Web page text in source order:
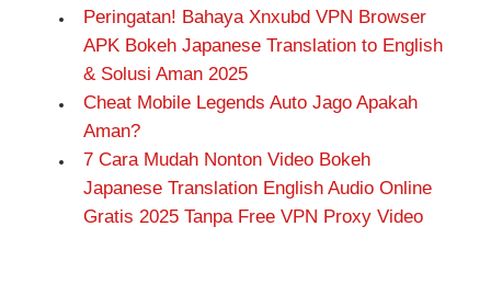
Peringatan! Bahaya Xnxubd VPN Browser
APK Bokeh Japanese Translation to English
& Solusi Aman 2025
Cheat Mobile Legends Auto Jago Apakah
Aman?
7 Cara Mudah Nonton Video Bokeh
Japanese Translation English Audio Online
Gratis 2025 Tanpa Free VPN Proxy Video